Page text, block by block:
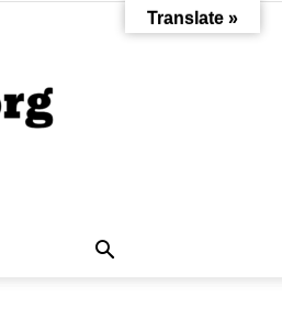
Translate »